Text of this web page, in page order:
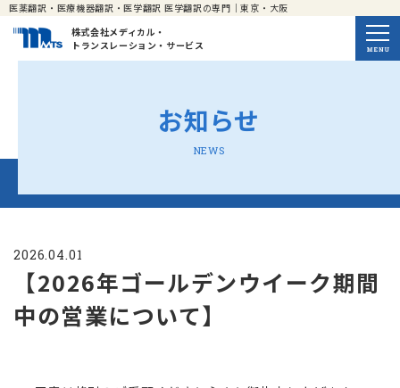
医薬翻訳・医療機器翻訳・医学翻訳 医学翻訳の専門｜東京・大阪
株式会社メディカル・
トランスレーション・サービス
お知らせ
NEWS
2026.04.01
【2026年ゴールデンウイーク期間
中の営業について】